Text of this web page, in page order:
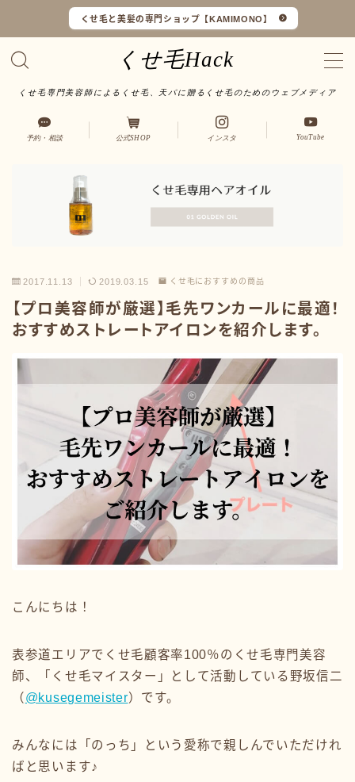
くせ毛と美髪の専門ショップ【KAMIMONO】
くせ毛Hack
くせ毛専門美容師によるくせ毛、天パに贈るくせ毛のためのウェブメディア
口コミ一覧
オンラインショップ
サイトマップ
サロンワーク実例
予約・相談 公式SHOP インスタ YouTube
2017.11.13 2019.03.15 くせ毛におすすめの商品
【プロ美容師が厳選】毛先ワンカールに最適！
おすすめストレートアイロンを紹介します。
こんにちは！
表参道エリアでくせ毛顧客率100％のくせ毛専門美容
師、「くせ毛マイスター」として活動している野坂信二
（ @kusegemeister）です。
みんなには「のっち」という愛称で親しんでいただけれ
ばと思います♪